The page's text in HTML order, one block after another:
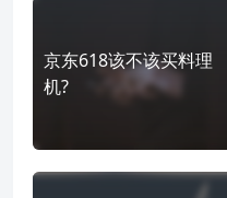
京东618该不该买料理
机?